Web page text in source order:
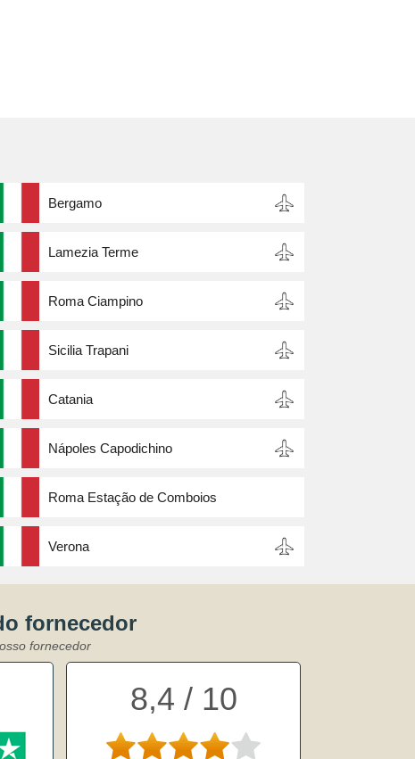
Bergamo
Lamezia Terme
Roma Ciampino
Sicilia Trapani
Catania
Nápoles Capodichino
Roma Estação de Comboios
Verona
fornecedor
fornecedor
8,4 / 10